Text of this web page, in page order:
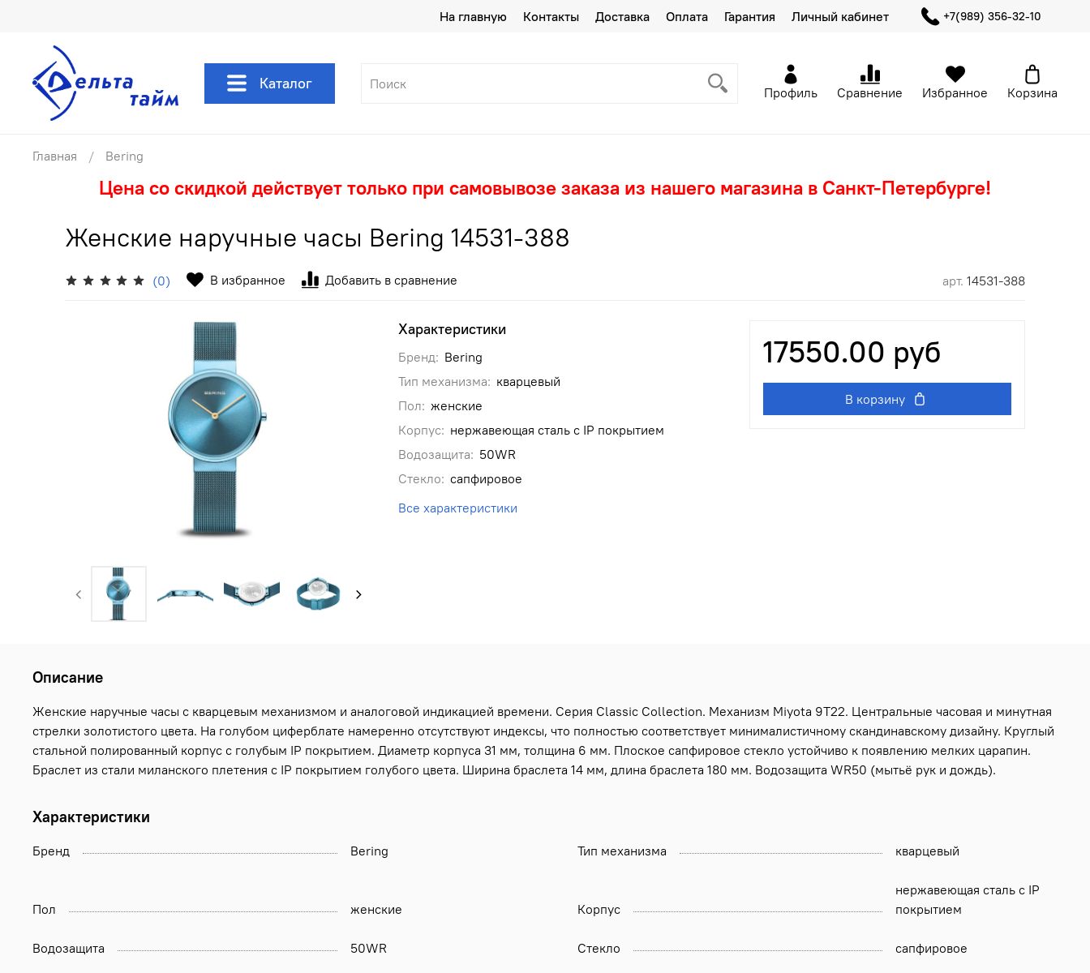
На главную Контакты Доставка Оплата Гарантия Личный кабинет +7(989) 356-32-10
Каталог Профиль Сравнение Избранное Корзина
Главная Bering
Цена со скидкой действует только при самовывозе заказа из нашего магазина в Санкт-Петербурге!
Женские наручные часы Bering 14531-388
(0) В избранное Добавить в сравнение арт. 14531-388
Характеристики
Бренд: Bering
Тип механизма: кварцевый
Пол: женские
Корпус: нержавеющая сталь с IP покрытием
Водозащита: 50WR
Стекло: сапфировое
Все характеристики
17550.00 руб
В корзину
Описание
Женские наручные часы с кварцевым механизмом и аналоговой индикацией времени. Серия Classic Collection. Механизм Miyota 9T22. Центральные часовая и минутная
стрелки золотистого цвета. На голубом циферблате намеренно отсутствуют индексы, что полностью соответствует минималистичному скандинавскому дизайну. Круглый
стальной полированный корпус с голубым IP покрытием. Диаметр корпуса 31 мм, толщина 6 мм. Плоское сапфировое стекло устойчиво к появлению мелких царапин.
Браслет из стали миланского плетения с IP покрытием голубого цвета. Ширина браслета 14 мм, длина браслета 180 мм. Водозащита WR50 (мытьё рук и дождь).
Характеристики
Бренд Bering Тип механизма кварцевый
Пол женские Корпус
нержавеющая сталь с IP
покрытием
Водозащита 50WR Стекло сапфировое